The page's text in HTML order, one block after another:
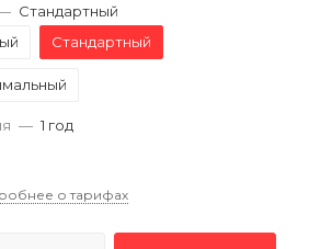
Стандартный
Стандартный
— 1 год
о тарифах